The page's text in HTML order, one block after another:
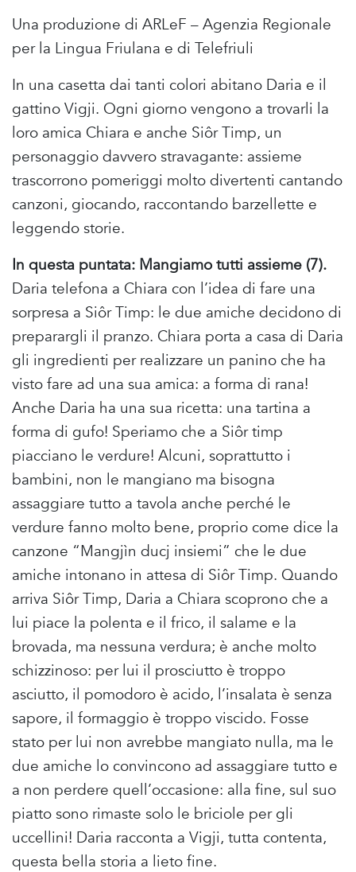
Una produzione di ARLeF – Agenzia Regionale
per la Lingua Friulana e di Telefriuli
In una casetta dai tanti colori abitano Daria e il
gattino Vigji. Ogni giorno vengono a trovarli la
loro amica Chiara e anche Siôr Timp, un
personaggio davvero stravagante: assieme
trascorrono pomeriggi molto divertenti cantando
canzoni, giocando, raccontando barzellette e
leggendo storie.
In questa puntata: Mangiamo tutti assieme (7).
Daria telefona a Chiara con l’idea di fare una
sorpresa a Siôr Timp: le due amiche decidono di
preparargli il pranzo. Chiara porta a casa di Daria
gli ingredienti per realizzare un panino che ha
visto fare ad una sua amica: a forma di rana!
Anche Daria ha una sua ricetta: una tartina a
forma di gufo! Speriamo che a Siôr timp
piacciano le verdure! Alcuni, soprattutto i
bambini, non le mangiano ma bisogna
assaggiare tutto a tavola anche perché le
verdure fanno molto bene, proprio come dice la
canzone “Mangjìn ducj insiemi” che le due
amiche intonano in attesa di Siôr Timp. Quando
arriva Siôr Timp, Daria a Chiara scoprono che a
lui piace la polenta e il frico, il salame e la
brovada, ma nessuna verdura; è anche molto
schizzinoso: per lui il prosciutto è troppo
asciutto, il pomodoro è acido, l’insalata è senza
sapore, il formaggio è troppo viscido. Fosse
stato per lui non avrebbe mangiato nulla, ma le
due amiche lo convincono ad assaggiare tutto e
a non perdere quell’occasione: alla fine, sul suo
piatto sono rimaste solo le briciole per gli
uccellini! Daria racconta a Vigji, tutta contenta,
questa bella storia a lieto fine.